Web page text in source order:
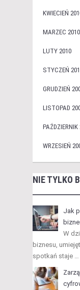
KWIECIEŃ
MARZEC 2010
LUTY 2010
STYCZEŃ
GRUDZIEŃ
LISTOPAD
PAŹDZIERNIK
WRZESIEŃ
NIE TYLKO
Jak
W
biznesu,
spotkań staje …